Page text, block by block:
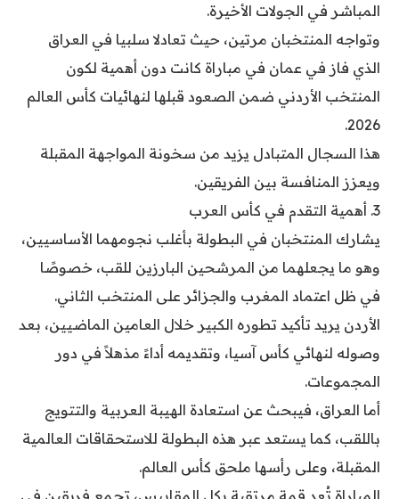
المباشر في الجولات الأخيرة.
وتواجه المنتخبان مرتين، حيث تعادلا سلبيا في العراق
الذي فاز في عمان في مباراة كانت دون أهمية لكون
المنتخب الأردني ضمن الصعود قبلها لنهائيات كأس العالم
2026.
هذا السجال المتبادل يزيد من سخونة المواجهة المقبلة
ويعزز المنافسة بين الفريقين.
3. أهمية التقدم في كأس العرب
يشارك المنتخبان في البطولة بأغلب نجومهما الأساسيين،
وهو ما يجعلهما من المرشحين البارزين للقب، خصوصًا
في ظل اعتماد المغرب والجزائر على المنتخب الثاني.
الأردن يريد تأكيد تطوره الكبير خلال العامين الماضيين، بعد
وصوله لنهائي كأس آسيا، وتقديمه أداءً مذهلاً في دور
المجموعات.
أما العراق، فيبحث عن استعادة الهيبة العربية والتتويج
باللقب، كما يستعد عبر هذه البطولة للاستحقاقات العالمية
المقبلة، وعلى رأسها ملحق كأس العالم.
المباراة تُعد قمة مرتقبة بكل المقاييس، تجمع فريقين في